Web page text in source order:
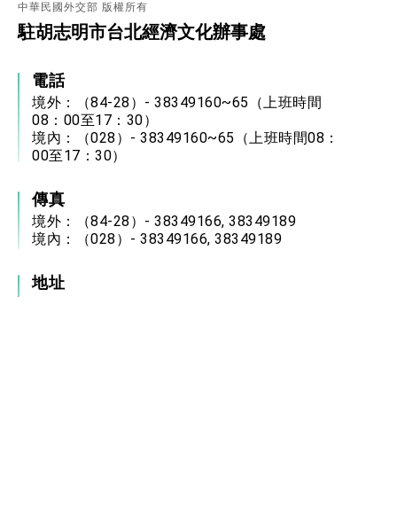
中華民國外交部 版權所有
駐胡志明市台北經濟文化辦事處
電話
境外：（84-28）- 38349160~65（上班時間
08：00至17：30）
境內：（028）- 38349160~65（上班時間08：
00至17：30）
傳真
境外：（84-28）- 38349166, 38349189
境內：（028）- 38349166, 38349189
地址